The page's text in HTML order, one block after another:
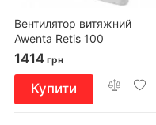
Вентилятор витяжний
Awenta Retis 100
1414 грн
Купити